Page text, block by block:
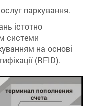
паркування.
істотно
системи
на основі
(RFID).